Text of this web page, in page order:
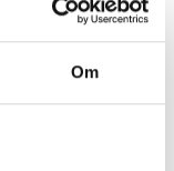
Om
i Kbh)